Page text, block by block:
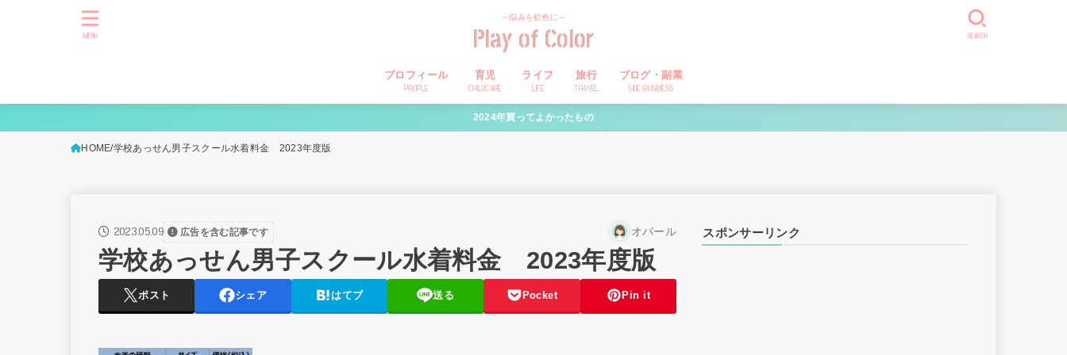
～悩みを虹色に～
Play of Color
プロフィール
PROFILE
育児
CHILDCARE
ライフ
LIFE
旅行
TRAVEL
ブログ・副業
SIDE BUSINESS
SEARCH
MENU
2024年買ってよかったもの
HOME 学校あっせん男子スクール水着料金 2023年度版
2023.05.09 広告を含む記事です オパール
学校あっせん男子スクール水着料金 2023年度版
ポスト シェア はてブ 送る Pocket Pin it
スポンサーリンク